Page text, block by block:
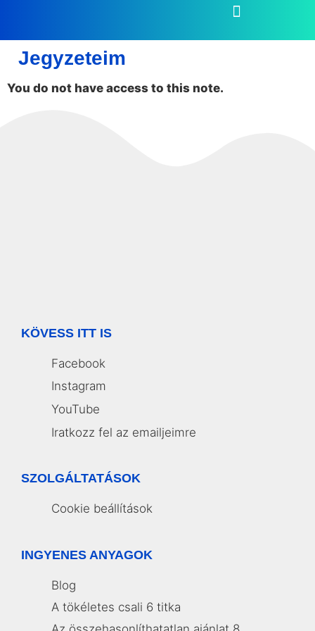
Jegyzeteim
You do not have access to this note.
KÖVESS ITT IS
Facebook
Instagram
YouTube
Iratkozz fel az emailjeimre
SZOLGÁLTATÁSOK
Cookie beállítások
INGYENES ANYAGOK
Blog
A tökéletes csali 6 titka